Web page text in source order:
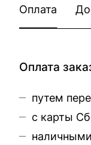
Оплата
Оплата
путем
с карты